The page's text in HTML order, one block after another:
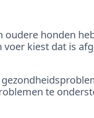
oudere honden
voer kiest dat is
te